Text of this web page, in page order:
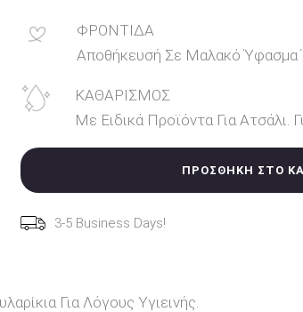
ΦΡΟΝΤΙΔΑ
Αποθήκευσή Σε Μαλακό Ύφασμα
ΚΑΘΑΡΙΣΜΟΣ
Με Ειδικά Προϊόντα Για Ατσάλι.
ΠΡΟΣΘΉΚΗ ΣΤΟ
3-5 Business Days!
Για Λόγους Υγιεινής.